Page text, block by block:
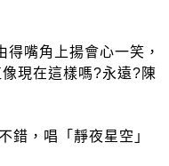
嘴角上揚會心一笑，
現在這樣嗎?永遠?陳
錯，唱 「 靜夜星空 」